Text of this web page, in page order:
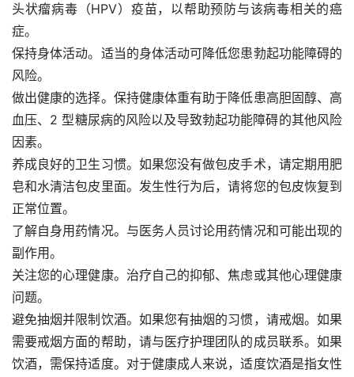
头状瘤病毒（HPV）疫苗，以帮助预防与该病毒相关的癌
症。
保持身体活动。适当的身体活动可降低您患勃起功能障碍的
风险。
做出健康的选择。保持健康体重有助于降低患高胆固醇、高
血压、2 型糖尿病的风险以及导致勃起功能障碍的其他风险
因素。
养成良好的卫生习惯。如果您没有做包皮手术，请定期用肥
皂和水清洁包皮里面。发生性行为后，请将您的包皮恢复到
正常位置。
了解自身用药情况。与医务人员讨论用药情况和可能出现的
副作用。
关注您的心理健康。治疗自己的抑郁、焦虑或其他心理健康
问题。
避免抽烟并限制饮酒。如果您有抽烟的习惯，请戒烟。如果
需要戒烟方面的帮助，请与医疗护理团队的成员联系。如果
饮酒，需保持适度。对于健康成人来说，适度饮酒是指女性